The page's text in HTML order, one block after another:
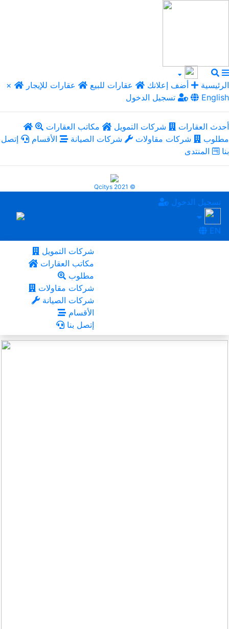
× الرئيسية أضف إعلانك عقارات للبيع
عقارات للإيجار
تسجيل الدخول
English
أحدث العقارات شركات التمويل
مكاتب العقارات
مطلوب
شركات مقاولات شركات الصيانة الأقسام
إتصل
بنا
المنتدى
Qcitys 2021 ©
تسجيل الدخول
EN
شركات التمويل
مكاتب العقارات
مطلوب
شركات مقاولات
شركات الصيانة
الأقسام
إتصل بنا